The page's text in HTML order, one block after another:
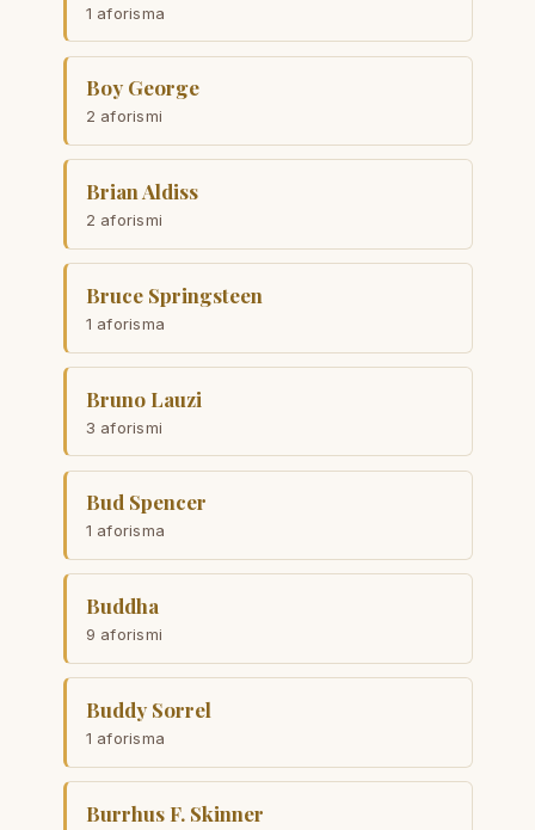
1 aforisma
Boy George
2 aforismi
Brian Aldiss
2 aforismi
Bruce Springsteen
1 aforisma
Bruno Lauzi
3 aforismi
Bud Spencer
1 aforisma
Buddha
9 aforismi
Buddy Sorrel
1 aforisma
Burrhus F. Skinner